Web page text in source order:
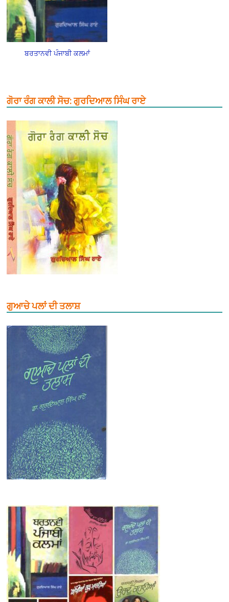
ਬਰਤਾਨਵੀ ਪੰਜਾਬੀ ਕਲਮਾਂ
ਗੋਰਾ ਰੰਗ ਕਾਲੀ ਸੋਚ: ਗੁਰਦਿਆਲ ਸਿੰਘ ਰਾਏ
ਗੁਆਚੇ ਪਲਾਂ ਦੀ ਤਲਾਸ਼